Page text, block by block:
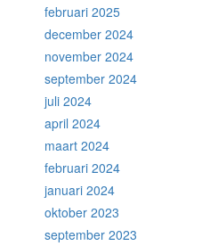
februari 2025
december 2024
november 2024
september 2024
juli 2024
april 2024
maart 2024
februari 2024
januari 2024
oktober 2023
september 2023